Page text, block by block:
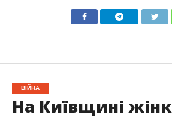
ВІЙНА
На Київщині